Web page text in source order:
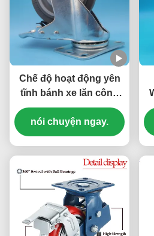
Chế độ hoạt động yên
tĩnh bánh xe lăn công
nghiệp TPR Trình lăn
không đánh dấu trung
bình Trình lăn hạng nhẹ
nói chuyện ngay.